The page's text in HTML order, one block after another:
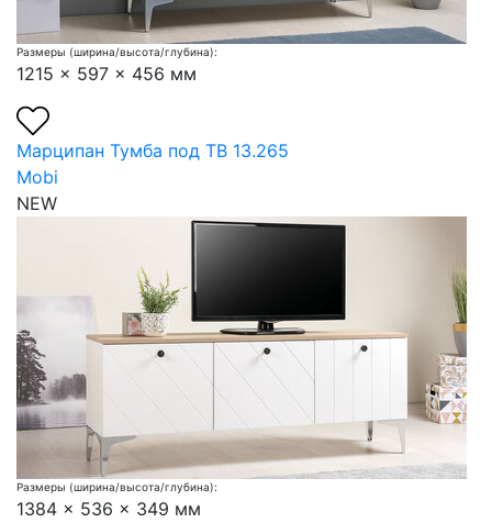
Размеры (ширина/высота/глубина):
1215 x 597 x 456 мм
Марципан Тумба под ТВ 13.265
Mobi
NEW
Размеры (ширина/высота/глубина):
1384 x 536 x 349 мм